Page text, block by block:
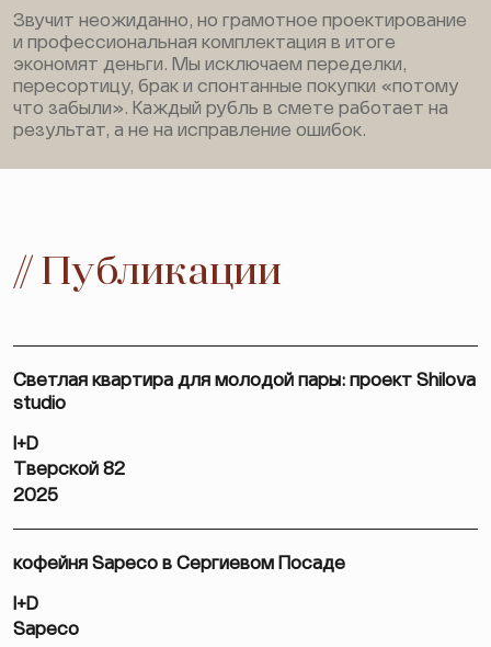
Звучит неожиданно, но грамотное проектирование
и профессиональная комплектация в итоге
экономят деньги. Мы исключаем переделки,
пересортицу, брак и спонтанные покупки «потому
что забыли». Каждый рубль в смете работает на
результат, а не на исправление ошибок.
// Публикации
Светлая квартира для молодой пары: проект Shilova
studio
I+D
Тверской 82
2025
кофейня Sapeco в Сергиевом Посаде
I+D
Sapeco